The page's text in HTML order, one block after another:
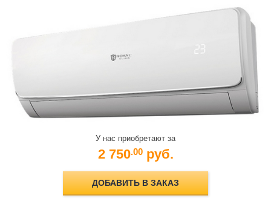
У нас приобретают за
2 750.00 руб.
ДОБАВИТЬ В ЗАКАЗ